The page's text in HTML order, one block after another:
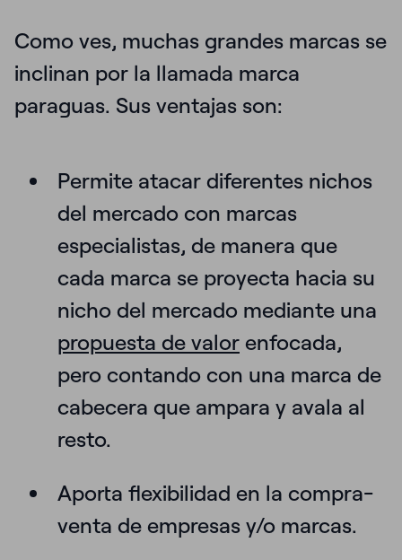
Como ves, muchas grandes marcas se
inclinan por la llamada marca
paraguas. Sus ventajas son:
Permite atacar diferentes nichos
del mercado con marcas
especialistas, de manera que
cada marca se proyecta hacia su
nicho del mercado mediante una
propuesta de valor enfocada,
pero contando con una marca de
cabecera que ampara y avala al
resto.
Aporta flexibilidad en la compra-
venta de empresas y/o marcas.